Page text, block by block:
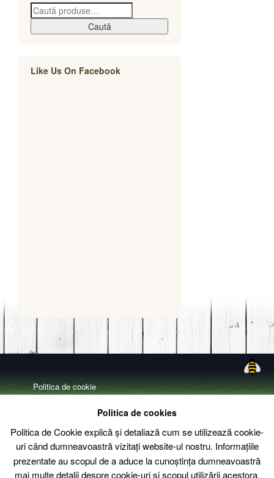
Caută
Like Us On Facebook
Politica de cookie
Politica de confidentialitate
Livrare – Termeni si conditii
Contact
Politica de cookies
Politica de Cookie explică și detaliază cum se utilizează cookie-
uri când dumneavoastră vizitați website-ul nostru. Informațiile
prezentate au scopul de a aduce la cunoștința dumneavoastră
mai multe detalii despre cookie-uri și scopul utilizării acestora.